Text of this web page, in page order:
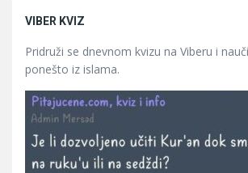
VIBER KVIZ
Pridruži se dnevnom kvizu na Viberu i
ponešto iz islama.